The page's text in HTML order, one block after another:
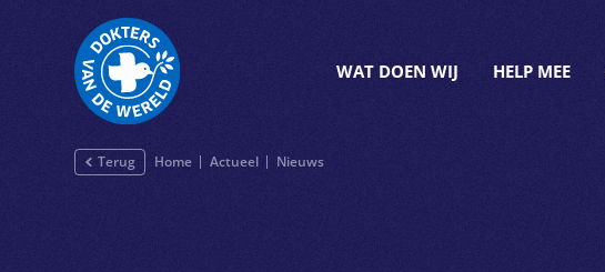
WAT DOEN WIJ HELP MEE
Terug Home Actueel Nieuws